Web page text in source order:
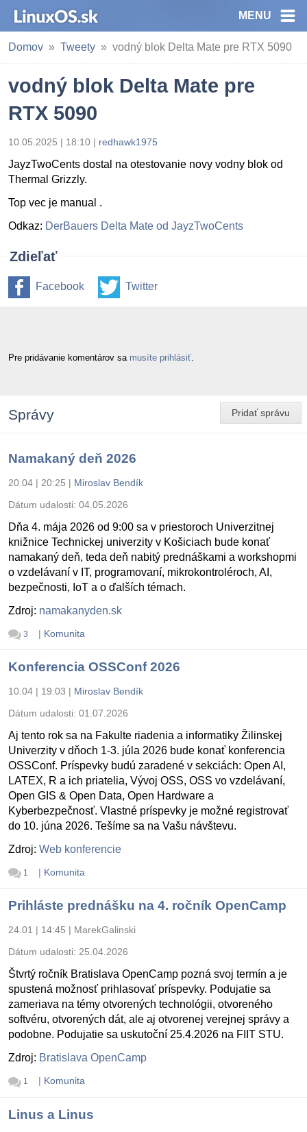
MENU
Domov Tweety vodný blok Delta Mate pre RTX 5090
vodný blok Delta Mate pre
RTX 5090
10.05.2025 | 18:10 | redhawk1975
JayzTwoCents dostal na otestovanie novy vodny blok od
Thermal Grizzly.
Top vec je manual .
Odkaz: DerBauers Delta Mate od JayzTwoCents
Zdieľať
Facebook Twitter
Pre pridávanie komentárov sa musíte prihlásiť
Pridať správu
Správy
Namakaný deň 2026
20.04 | 20:25 | Miroslav Bendík
Dátum udalosti: 04.05.2026
Dňa 4. mája 2026 od 9:00 sa v priestoroch Univerzitnej
knižnice Technickej univerzity v Košiciach bude konať
namakaný deň, teda deň nabitý prednáškami a workshopmi
o vzdelávaní v IT, programovaní, mikrokontroléroch, AI,
bezpečnosti, IoT a o ďalších témach.
Zdroj: namakanyden.sk
3 | Komunita
Konferencia OSSConf 2026
10.04 | 19:03 | Miroslav Bendík
Dátum udalosti: 01.07.2026
Aj tento rok sa na Fakulte riadenia a informatiky Žilinskej
Univerzity v dňoch 1-3. júla 2026 bude konať konferencia
OSSConf. Príspevky budú zaradené v sekciách: Open AI,
LATEX, R a ich priatelia, Vývoj OSS, OSS vo vzdelávaní,
Open GIS & Open Data, Open Hardware a
Kyberbezpečnosť. Vlastné príspevky je možné registrovať
do 10. júna 2026. Tešíme sa na Vašu návštevu.
Zdroj: Web konferencie
1 | Komunita
Prihláste prednášku na 4. ročník OpenCamp
24.01 | 14:45 | MarekGalinski
Dátum udalosti: 25.04.2026
Štvrtý ročník Bratislava OpenCamp pozná svoj termín a je
spustená možnosť prihlasovať príspevky. Podujatie sa
zameriava na témy otvorených technológii, otvoreného
softvéru, otvorených dát, ale aj otvorenej verejnej správy a
podobne. Podujatie sa uskutoční 25.4.2026 na FIIT STU.
Zdroj: Bratislava OpenCamp
1 | Komunita
Linus a Linus